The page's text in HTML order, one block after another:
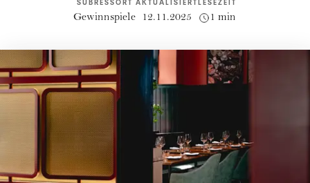
SUBRESSORT
Gewinnspiele
AKTUALISIERT
12.11.2025
LESEZEIT
1 min